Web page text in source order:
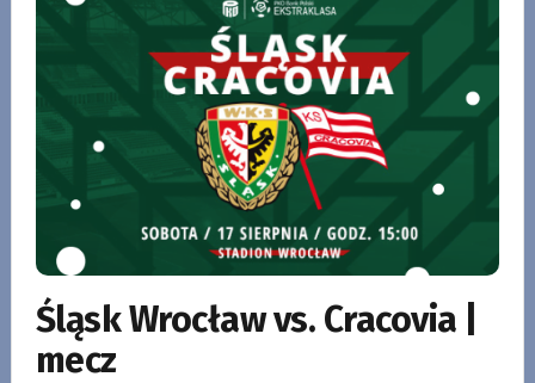
Śląsk Wrocław vs. Cracovia |
mecz